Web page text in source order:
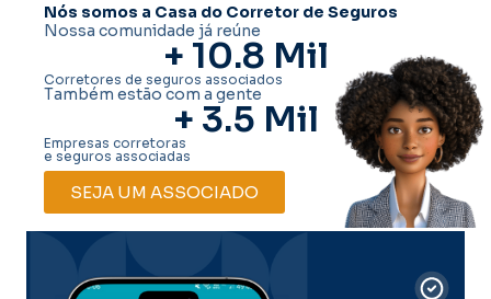
Nós somos a Casa do Corretor de Seguros
Nossa comunidade já reúne
+ 10.8 Mil
Corretores de seguros associados
Também estão com a gente
+ 3.5 Mil
Empresas corretoras
e seguros associadas
SEJA UM ASSOCIADO